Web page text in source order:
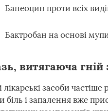
Банеоцин проти всіх
Бактробан на основі
витягаюча гній
лікарські засоби частіше
біль і запалення вже